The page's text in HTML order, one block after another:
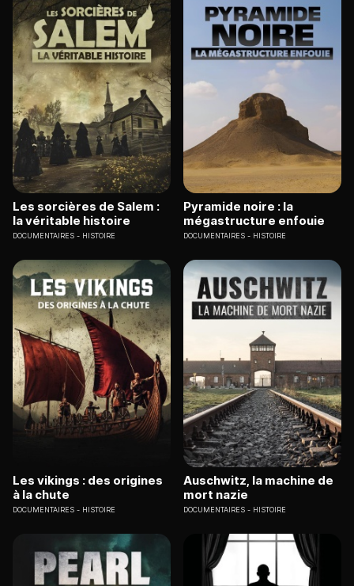
Les sorcières de Salem :
la véritable histoire
DOCUMENTAIRES HISTOIRE
Pyramide noire : la
mégastructure enfouie
DOCUMENTAIRES HISTOIRE
Les vikings : des origines
à la chute
DOCUMENTAIRES HISTOIRE
Auschwitz, la machine de
mort nazie
DOCUMENTAIRES HISTOIRE